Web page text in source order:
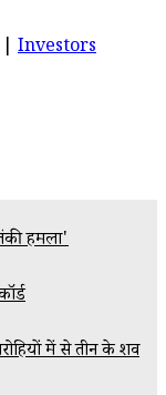
Investors
हमला'
में से तीन के शव